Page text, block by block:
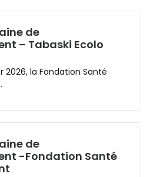
de
– Tabaski Ecolo
2026, la Fondation Santé
de
-Fondation Santé